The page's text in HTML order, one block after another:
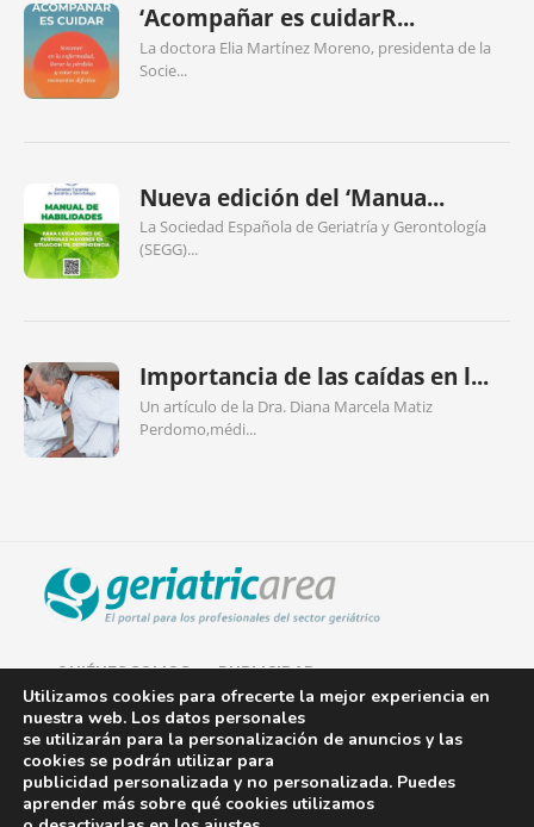
‘Acompañar es cuidarR...
La doctora Elia Martínez Moreno, presidenta de la
Socie...
Nueva edición del ‘Manua...
La Sociedad Española de Geriatría y Gerontología
(SEGG)...
Importancia de las caídas en l...
Un artículo de la Dra. Diana Marcela Matiz
Perdomo,médi...
QUIÉNES SOMOS PUBLICIDAD
AVISO LEGAL
POLÍTICA DE COOKIES
POLÍTICA DE PRIVACIDAD
Utilizamos cookies para ofrecerte la mejor experiencia en
nuestra web. Los datos personales
se utilizarán para la personalización de anuncios y las
cookies se podrán utilizar para
publicidad personalizada y no personalizada. Puedes
aprender más sobre qué cookies utilizamos